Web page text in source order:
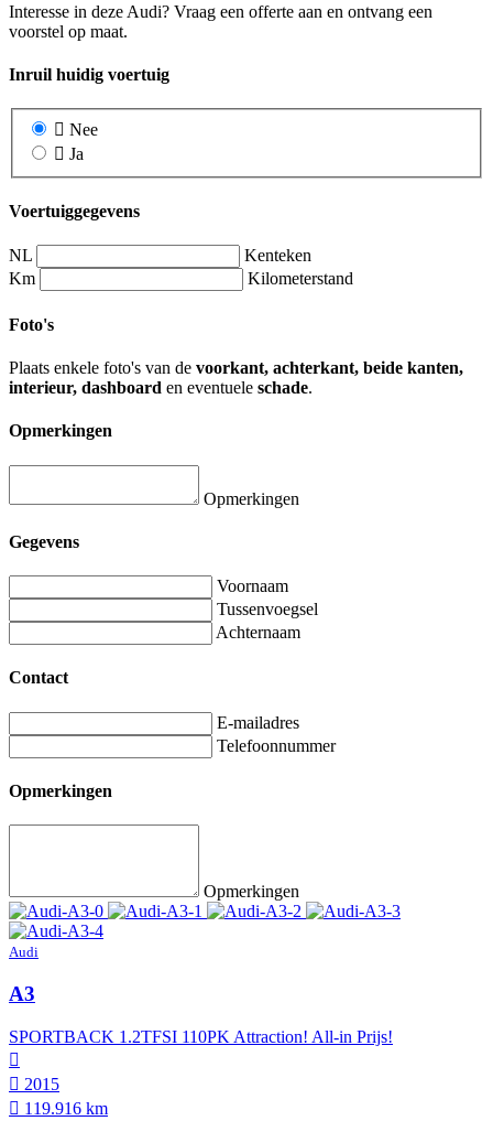
Interesse in deze Audi? Vraag een offerte aan en ontvang een
voorstel op maat.
Inruil huidig voertuig
Nee
Ja
Voertuiggegevens
NL
Kenteken
Km
Kilometerstand
Foto's
Plaats enkele foto's van de voorkant, achterkant, beide kanten,
interieur, dashboard en eventuele schade.
Opmerkingen
Opmerkingen
Gegevens
Voornaam
Tussenvoegsel
Achternaam
Contact
E-mailadres
Telefoonnummer
Opmerkingen
Opmerkingen
Audi
A3
SPORTBACK 1.2TFSI 110PK Attraction! All-in Prijs!
2015
119.916 km